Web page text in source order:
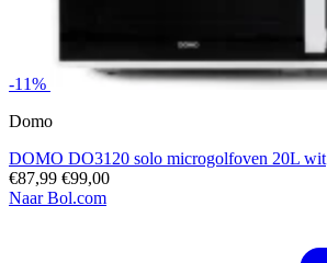
-11%
Domo
DOMO DO3120 solo microgolfoven 20L wit
€87,99 €99,00
Naar Bol.com